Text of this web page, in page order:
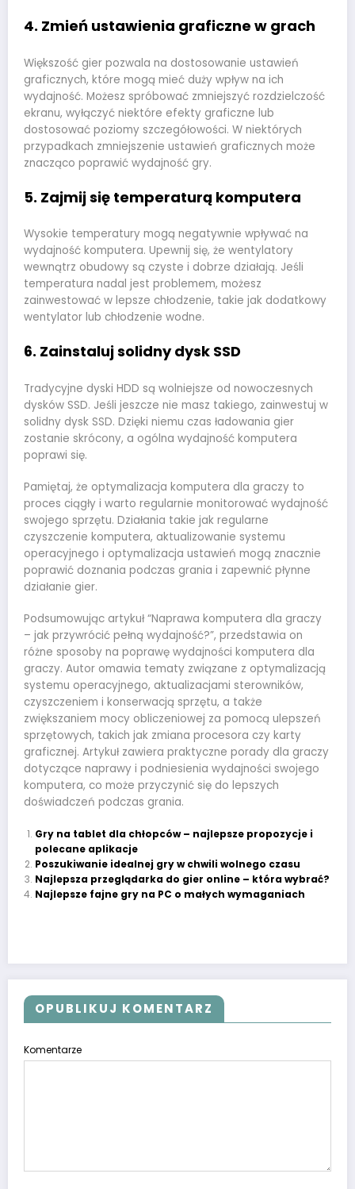
4. Zmień ustawienia graficzne w grach
Większość gier pozwala na dostosowanie ustawień
graficznych, które mogą mieć duży wpływ na ich
wydajność. Możesz spróbować zmniejszyć rozdzielczość
ekranu, wyłączyć niektóre efekty graficzne lub
dostosować poziomy szczegółowości. W niektórych
przypadkach zmniejszenie ustawień graficznych może
znacząco poprawić wydajność gry.
5. Zajmij się temperaturą komputera
Wysokie temperatury mogą negatywnie wpływać na
wydajność komputera. Upewnij się, że wentylatory
wewnątrz obudowy są czyste i dobrze działają. Jeśli
temperatura nadal jest problemem, możesz
zainwestować w lepsze chłodzenie, takie jak dodatkowy
wentylator lub chłodzenie wodne.
6. Zainstaluj solidny dysk SSD
Tradycyjne dyski HDD są wolniejsze od nowoczesnych
dysków SSD. Jeśli jeszcze nie masz takiego, zainwestuj w
solidny dysk SSD. Dzięki niemu czas ładowania gier
zostanie skrócony, a ogólna wydajność komputera
poprawi się.
Pamiętaj, że optymalizacja komputera dla graczy to
proces ciągły i warto regularnie monitorować wydajność
swojego sprzętu. Działania takie jak regularne
czyszczenie komputera, aktualizowanie systemu
operacyjnego i optymalizacja ustawień mogą znacznie
poprawić doznania podczas grania i zapewnić płynne
działanie gier.
Podsumowując artykuł “Naprawa komputera dla graczy
– jak przywrócić pełną wydajność?”, przedstawia on
różne sposoby na poprawę wydajności komputera dla
graczy. Autor omawia tematy związane z optymalizacją
systemu operacyjnego, aktualizacjami sterowników,
czyszczeniem i konserwacją sprzętu, a także
zwiększaniem mocy obliczeniowej za pomocą ulepszeń
sprzętowych, takich jak zmiana procesora czy karty
graficznej. Artykuł zawiera praktyczne porady dla graczy
dotyczące naprawy i podniesienia wydajności swojego
komputera, co może przyczynić się do lepszych
doświadczeń podczas grania.
Gry na tablet dla chłopców – najlepsze propozycje i
polecane aplikacje
Poszukiwanie idealnej gry w chwili wolnego czasu
Najlepsza przeglądarka do gier online – która wybrać?
Najlepsze fajne gry na PC o małych wymaganiach
OPUBLIKUJ KOMENTARZ
Komentarze